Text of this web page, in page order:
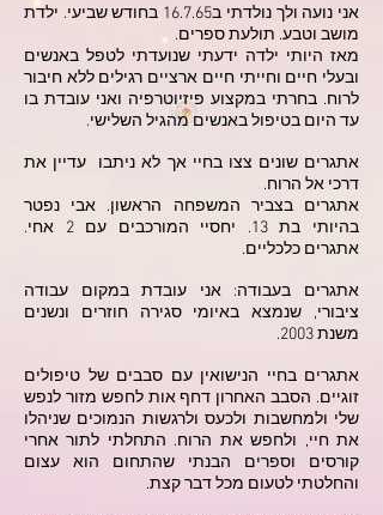
אני נועה ולך נולדתי ב16.7.65 בחודש שביעי. ילדת
מושב וטבע. תולעת ספרים.
מאז היותי ילדה ידעתי שנועדתי לטפל באנשים
ובעלי חיים וחייתי חיים ארציים רגילים ללא חיבור
לרוח. בחרתי במקצוע פיזיוטרפיה ואני עובדת בו
עד היום בטיפול באנשים מהגיל השלישי.
אתגרים שונים צצו בחיי אך לא ניתבו עדיין את
דרכי אל הרוח.
אתגרים בצביר המשפחה הראשון. אבי נפטר
בהיותי בת 13. יחסיי המורכבים עם 2 אחי.
אתגרים כלכליים.
אתגרים בעבודה: אני עובדת במקום עבודה
ציבורי, שנמצא באיומי סגירה חוזרים ונשנים
משנת 2003.
אתגרים בחיי הנישואין עם סבבים של טיפולים
זוגיים. הסבב האחרון דחף אות לחפש מזור לנפש
שלי ולמחשבות ולכעס ולרגשות הנמוכים שניהלו
את חיי, ולחפש את הרוח. התחלתי לתור אחרי
קורסים וספרים הבנתי שהתחום הוא עצום
והחלטתי לטעום מכל דבר קצת.